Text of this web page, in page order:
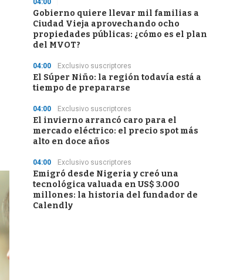
04:00
Gobierno quiere llevar mil familias a
Ciudad Vieja aprovechando ocho
propiedades públicas: ¿cómo es el plan
del MVOT?
04:00 Exclusivo suscriptores
El Súper Niño: la región todavía está a
tiempo de prepararse
04:00 Exclusivo suscriptores
El invierno arrancó caro para el
mercado eléctrico: el precio spot más
alto en doce años
04:00 Exclusivo suscriptores
Emigró desde Nigeria y creó una
tecnológica valuada en US$ 3.000
millones: la historia del fundador de
Calendly